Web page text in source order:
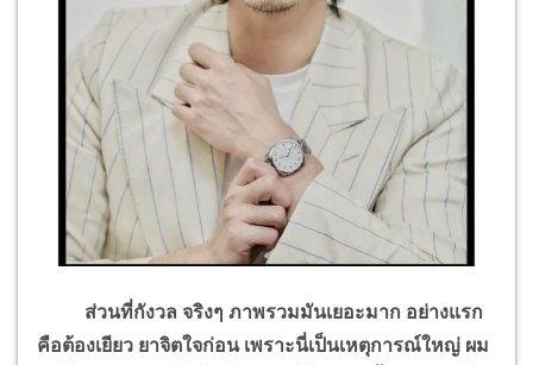
ส่วนที่กังวล จริงๆ ภาพรวมมันเยอะมาก อย่างแรก
คือต้องเยียว ยาจิตใจก่อน เพราะนี่เป็นเหตุการณ์ใหญ่ ผม